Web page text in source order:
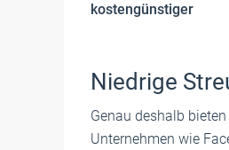
kostengünstiger
Niedrige
Genau deshalb bieten
Unternehmen wie